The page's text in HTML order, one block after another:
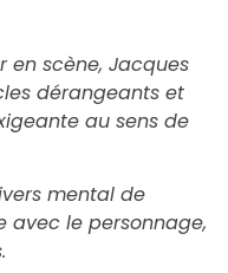
en scène, Jacques
dérangeants et
au sens de
mental de
avec le personnage,